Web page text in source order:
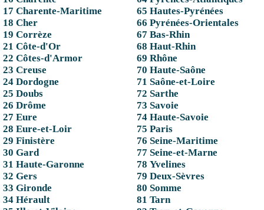
17 Charente-Maritime
18 Cher
19 Corrèze
21 Côte-d'Or
22 Côtes-d'Armor
23 Creuse
24 Dordogne
25 Doubs
26 Drôme
27 Eure
28 Eure-et-Loir
29 Finistère
30 Gard
31 Haute-Garonne
32 Gers
33 Gironde
34 Hérault
65 Hautes-Pyrénées
66 Pyrénées-Orientales
67 Bas-Rhin
68 Haut-Rhin
69 Rhône
70 Haute-Saône
71 Saône-et-Loire
72 Sarthe
73 Savoie
74 Haute-Savoie
75 Paris
76 Seine-Maritime
77 Seine-et-Marne
78 Yvelines
79 Deux-Sèvres
80 Somme
81 Tarn